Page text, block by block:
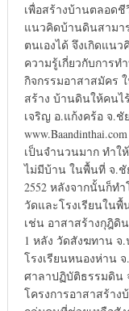
เพื่อสร้างบ้านตลอด
แนวคิดบ้านดินสามา
ตนเองได้ จึงเกิดแน
ความรู้เกี่ยวกับการ
กิจกรรมอาสาสมัคร
สร้าง บ้านดินให้คน
เจริญ อ.แก้งคร้อ จ.
เป็นจำนวนมาก ทำใ
ไม่มีบ้าน ในพื้นที่ จ.ชั
2552 หลังจากนั้นก็ท
วัดและโรงเรียนในพื้
เช่น อาสาสร้างกุฎิดิ
1 หลัง วัดสังฆทาน จ
โรงเรียนหนองห่าน
ศาลาปฏิบัติธรรมดิน
โครงการอาสาสร้า